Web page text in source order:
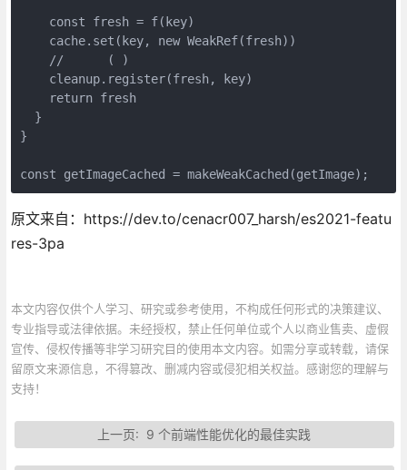
    const fresh = f(key)
    cache.set(key, new WeakRef(fresh))
    //      ( )
    cleanup.register(fresh, key)
    return fresh
  }
}
const getImageCached = makeWeakCached(getImage);
原文来自：https://dev.to/cenacr007_harsh/es2021-featu
res-3pa
本文内容仅供个人学习、研究或参考使用，不构成任何形式的决策建议、
专业指导或法律依据。未经授权，禁止任何单位或个人以商业售卖、虚假
宣传、侵权传播等非学习研究目的使用本文内容。如需分享或转载，请保
留原文来源信息，不得篡改、删减内容或侵犯相关权益。感谢您的理解与
支持！
上一页: 9 个前端性能优化的最佳实践